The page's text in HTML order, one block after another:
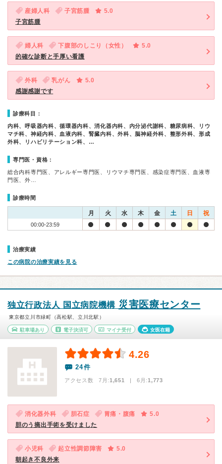
産婦人科 子宮筋腫
5.0
子宮筋腫
婦人科 下腹部のしこり（女性）
5.0
的確な診断と手厚い看護
外科 乳がん
5.0
感謝感謝です
診療科目：
内科、呼吸器内科、循環器内科、消化器内科、内分泌代謝科、糖尿病科、リウ
マチ科、神経内科、血液内科、腎臓内科、外科、脳神経外科、整形外科、形成
外科、リハビリテーション科、…
専門医・資格：
総合内科専門医、アレルギー専門医、リウマチ専門医、感染症専門医、血液専
門医、外…
診療時間
月 火 水 木 金 土 日 祝
00:00-23:59
治療実績
この病院の治療実績を見る
独立行政法人 国立病院機構 災害医療センター
東京都立川市緑町（高松駅、立川北駅）
駐車場あり 電子決済可 マイナ受付 女医在籍
4.26
24件
アクセス数 7月:1,651 | 6月:1,773
消化器外科 胆石症 胃痛・腹痛
5.0
胆のう摘出手術を受けました
小児科 起立性調節障害
5.0
朝起き不良外来